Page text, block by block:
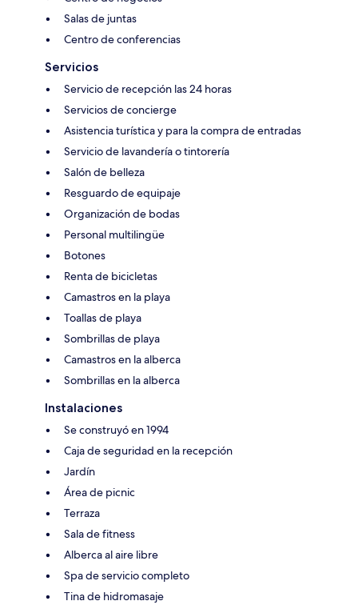
Salas de juntas
Centro de conferencias
Servicios
Servicio de recepción las 24 horas
Servicios de concierge
Asistencia turística y para la compra de entradas
Servicio de lavandería o tintorería
Salón de belleza
Resguardo de equipaje
Organización de bodas
Personal multilingüe
Botones
Renta de bicicletas
Camastros en la playa
Toallas de playa
Sombrillas de playa
Camastros en la alberca
Sombrillas en la alberca
Instalaciones
Se construyó en 1994
Caja de seguridad en la recepción
Jardín
Área de picnic
Terraza
Sala de fitness
Alberca al aire libre
Spa de servicio completo
Tina de hidromasaje